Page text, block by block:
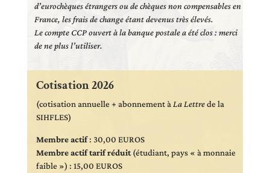
d’eurochèques étrangers ou de chèques non compensables en
France, les frais de change étant devenus très élevés.
Le compte CCP ouvert à la banque postale a été clos : merci
de ne plus l’utiliser.
Cotisation 2026
(cotisation annuelle + abonnement à La Lettrede la
SIHFLES)
Membre actif: 30,00 EUROS
Membre actif tarif réduit(étudiant, pays « à monnaie
faible ») : 15,00 EUROS